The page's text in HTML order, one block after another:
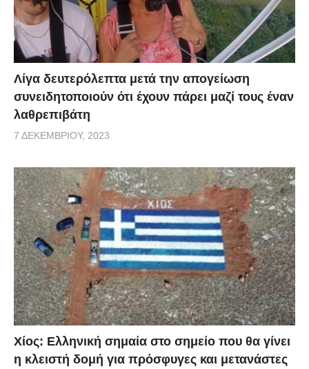
Λίγα δευτερόλεπτα μετά την απογείωση
συνειδητοποιούν ότι έχουν πάρει μαζί τους έναν
λαθρεπιβάτη
7 ΔΕΚΕΜΒΡΊΟΥ, 2023
Χίος: Eλληνική σημαία στο σημείο που θα γίνει
η κλειστή δομή για πρόσφυγες και μετανάστες